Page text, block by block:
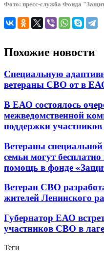
Фото: пресс-служба Фонда
Похожие новости
Специальную
ветераны СВО от в
В ЕАО состоялось
межведомственной
поддержки
Ветераны
семьи могут
помощь в фонде
Ветеран СВО
жителей Ленинского
Губернатор ЕАО
участников СВО в
Теги